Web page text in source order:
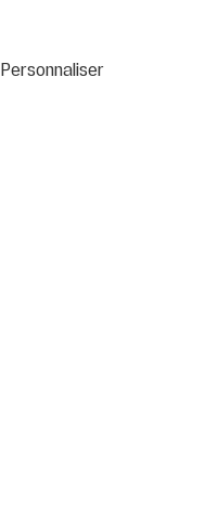
Personnaliser